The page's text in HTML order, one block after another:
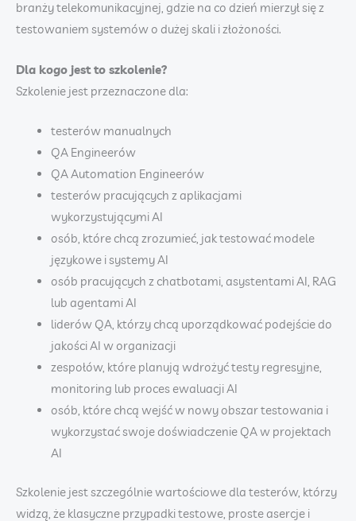
branży telekomunikacyjnej, gdzie na co dzień mierzył się z
testowaniem systemów o dużej skali i złożoności.
Dla kogo jest to szkolenie?
Szkolenie jest przeznaczone dla:
testerów manualnych
QA Engineerów
QA Automation Engineerów
testerów pracujących z aplikacjami
wykorzystującymi AI
osób, które chcą zrozumieć, jak testować modele
językowe i systemy AI
osób pracujących z chatbotami, asystentami AI, RAG
lub agentami AI
liderów QA, którzy chcą uporządkować podejście do
jakości AI w organizacji
zespołów, które planują wdrożyć testy regresyjne,
monitoring lub proces ewaluacji AI
osób, które chcą wejść w nowy obszar testowania i
wykorzystać swoje doświadczenie QA w projektach
AI
Szkolenie jest szczególnie wartościowe dla testerów, którzy
widzą, że klasyczne przypadki testowe, proste asercje i